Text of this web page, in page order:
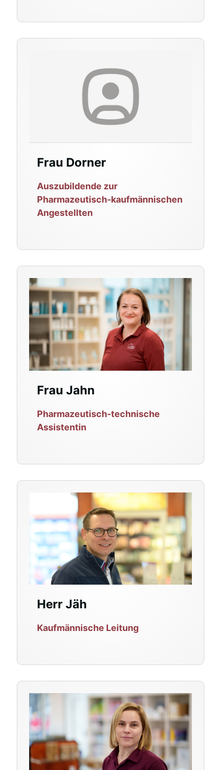
Frau Dorner
Auszubildende zur
Pharmazeutisch-kaufmännischen
Angestellten
Frau Jahn
Pharmazeutisch-technische
Assistentin
Herr Jäh
Kaufmännische Leitung